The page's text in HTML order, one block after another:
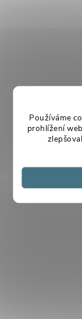
Používáme
prohlížení